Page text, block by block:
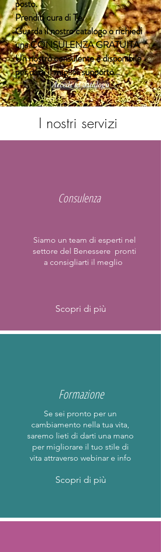
posto.
Prenditi cura di Te.
Guarda il nostro catalogo o richiedi
una CONSULENZA GRATUITA
Un nostro consulente è disponibile
per darti il miglior supporto...
Accedi al catalogo
I nostri servizi
Consulenza
Siamo un team di esperti nel
settore del Benessere pronti
a consigliarti il meglio
Scopri di più
Formazione
Se sei pronto per un
cambiamento nella tua vita,
saremo lieti di darti una mano
per migliorare il tuo stile di
vita attraverso webinar e info
Scopri di più